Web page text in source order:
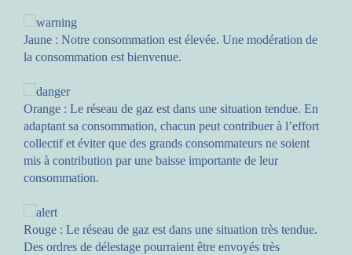
Jaune : Notre consommation est élevée. Une modération de
la consommation est bienvenue.
Orange : Le réseau de gaz est dans une situation tendue. En
adaptant sa consommation, chacun peut contribuer à l’effort
collectif et éviter que des grands consommateurs ne soient
mis à contribution par une baisse importante de leur
consommation.
Rouge : Le réseau de gaz est dans une situation très tendue.
Des ordres de délestage pourraient être envoyés très